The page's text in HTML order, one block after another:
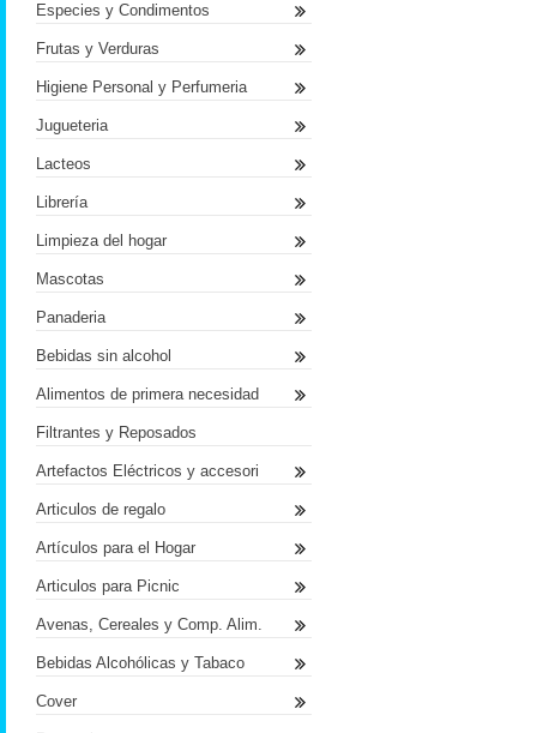
Especies y Condimentos
Frutas y Verduras
Higiene Personal y Perfumeria
Jugueteria
Lacteos
Librería
Limpieza del hogar
Mascotas
Panaderia
Bebidas sin alcohol
Alimentos de primera necesidad
Filtrantes y Reposados
Artefactos Eléctricos y accesori
Articulos de regalo
Artículos para el Hogar
Articulos para Picnic
Avenas, Cereales y Comp. Alim.
Bebidas Alcohólicas y Tabaco
Cover